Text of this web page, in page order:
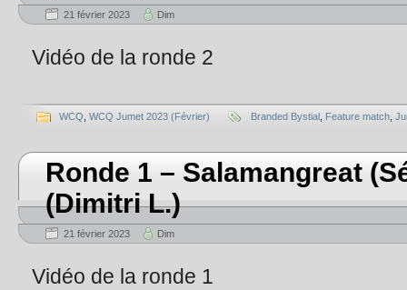
21 février 2023 Dim
Vidéo de la ronde 2
WCQ WCQ Jumet 2023 (Février) Branded Bystial Feature match
Ronde 1 – Salamangreat
(Dimitri L.)
21 février 2023 Dim
Vidéo de la ronde 1